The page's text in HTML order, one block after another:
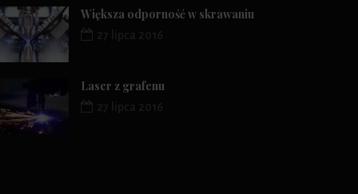
Większa odporność w skrawaniu
Laser z grafenu